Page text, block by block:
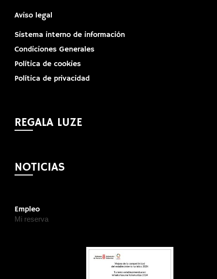
Aviso legal
Sistema interno de información
Condiciones Generales
Política de cookies
Política de privacidad
REGALA LUZE
NOTICIAS
Empleo
Mi reserva